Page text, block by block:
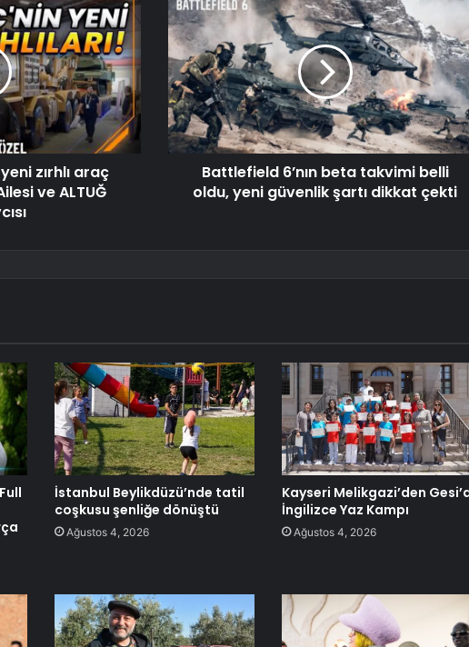
zırhlı araç
ve ALTUĞ
Battlefield 6’nın beta takvimi belli
oldu, yeni güvenlik şartı dikkat çekti
İstanbul Beylikdüzü’nde tatil
coşkusu şenliğe dönüştü
Ağustos 4, 2026
Kayseri Melikgazi’den
İngilizce Yaz Kampı
Ağustos 4, 2026